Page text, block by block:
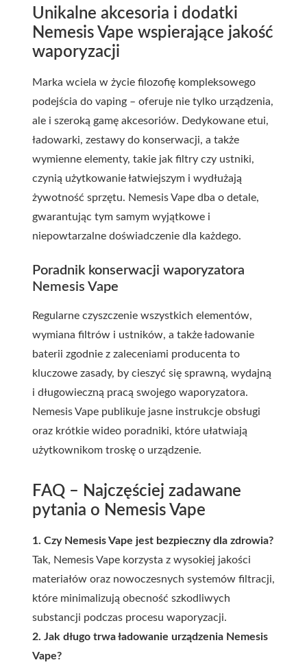
Unikalne akcesoria i dodatki
Nemesis Vape wspierające jakość
waporyzacji
Marka wciela w życie filozofię kompleksowego
podejścia do vaping – oferuje nie tylko urządzenia,
ale i szeroką gamę akcesoriów. Dedykowane etui,
ładowarki, zestawy do konserwacji, a także
wymienne elementy, takie jak filtry czy ustniki,
czynią użytkowanie łatwiejszym i wydłużają
żywotność sprzętu. Nemesis Vape dba o detale,
gwarantując tym samym wyjątkowe i
niepowtarzalne doświadczenie dla każdego.
Poradnik konserwacji waporyzatora
Nemesis Vape
Regularne czyszczenie wszystkich elementów,
wymiana filtrów i ustników, a także ładowanie
baterii zgodnie z zaleceniami producenta to
kluczowe zasady, by cieszyć się sprawną, wydajną
i długowieczną pracą swojego waporyzatora.
Nemesis Vape publikuje jasne instrukcje obsługi
oraz krótkie wideo poradniki, które ułatwiają
użytkownikom troskę o urządzenie.
FAQ – Najczęściej zadawane
pytania o Nemesis Vape
1. Czy Nemesis Vape jest bezpieczny dla zdrowia?
Tak, Nemesis Vape korzysta z wysokiej jakości
materiałów oraz nowoczesnych systemów filtracji,
które minimalizują obecność szkodliwych
substancji podczas procesu waporyzacji.
2. Jak długo trwa ładowanie urządzenia Nemesis
Vape?